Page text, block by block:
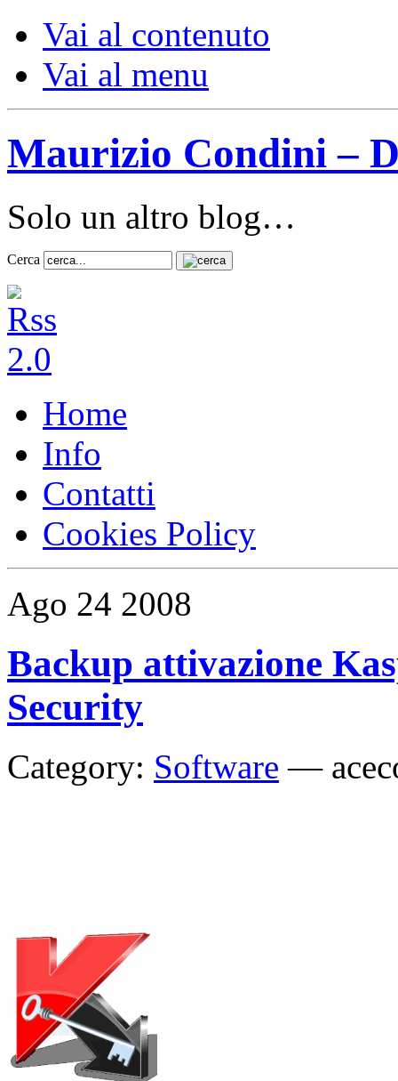
Vai al contenuto
Vai al menu
Maurizio Condini –
Solo un altro blog…
Cerca
Home
Info
Contatti
Cookies Policy
Ago 24 2008
Backup attivazione
Security
Category: Software —